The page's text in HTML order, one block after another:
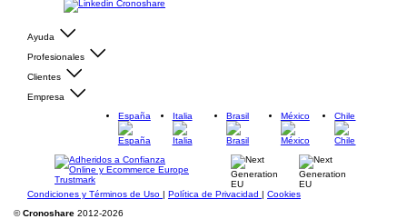
Ayuda
Profesionales
Clientes
Empresa
España
Italia Brasil México Chile
Condiciones y Términos de Uso | Política de Privacidad | Cookies
©Cronoshare 2012-2026